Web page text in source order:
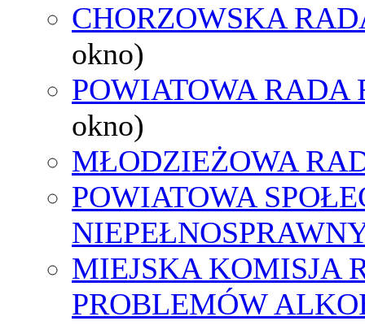
CHORZOWSKA
okno)
POWIATOWA RADA
okno)
MŁODZIEŻOWA
POWIATOWA
MIEJSKA KOMISJA
PROBLEMÓW